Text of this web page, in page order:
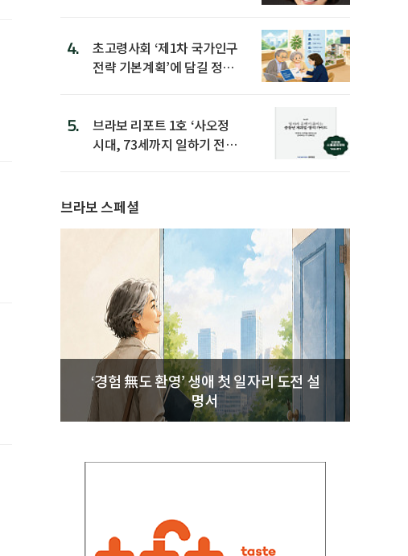
4.
초고령사회 ‘제1차 국가인구
전략 기본계획’에 담길 정책
5.
브라보 리포트 1호 ‘사오정
시대, 73세까지 일하기 전략’
브라보 스페셜
‘경험 無도 환영’ 생애 첫 일자리 도전 설
명서